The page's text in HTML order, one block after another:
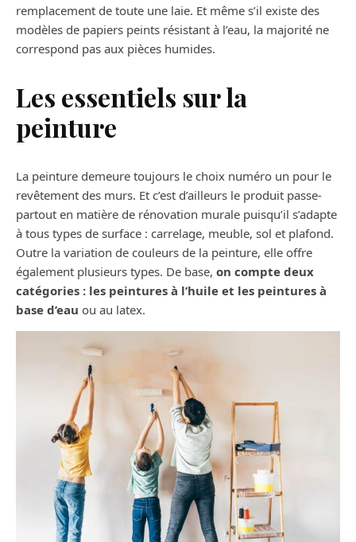
remplacement de toute une laie. Et même s’il existe des
modèles de papiers peints résistant à l’eau, la majorité ne
correspond pas aux pièces humides.
Les essentiels sur la
peinture
La peinture demeure toujours le choix numéro un pour le
revêtement des murs. Et c’est d’ailleurs le produit passe-
partout en matière de rénovation murale puisqu’il s’adapte
à tous types de surface : carrelage, meuble, sol et plafond.
Outre la variation de couleurs de la peinture, elle offre
également plusieurs types. De base, on compte deux
catégories : les peintures à l’huile et les peintures à
base d’eau ou au latex.